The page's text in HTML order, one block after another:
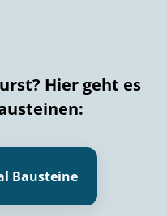
Hier geht es
Bausteine